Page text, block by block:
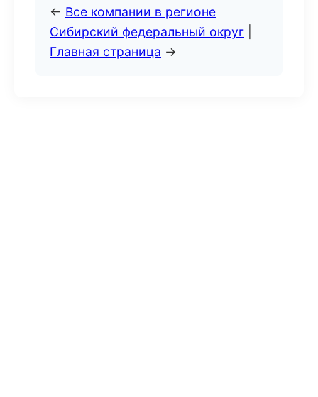
← Все компании в регионе
Сибирский федеральный округ
Главная страница →